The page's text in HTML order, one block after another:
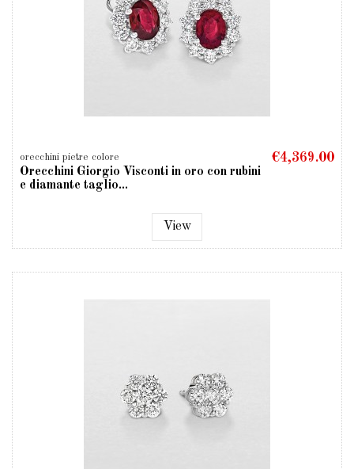
orecchini pietre colore
Orecchini Giorgio Visconti in oro con rubini
e diamante taglio...
€4,369.00
View